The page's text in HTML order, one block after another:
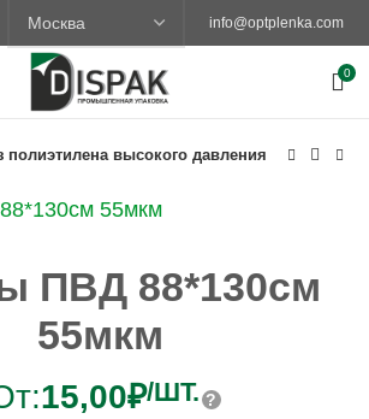
info@optplenka.com
0
полиэтилена высокого давления
ПВД 88*130см
55мкм
15,00₽/ШТ.